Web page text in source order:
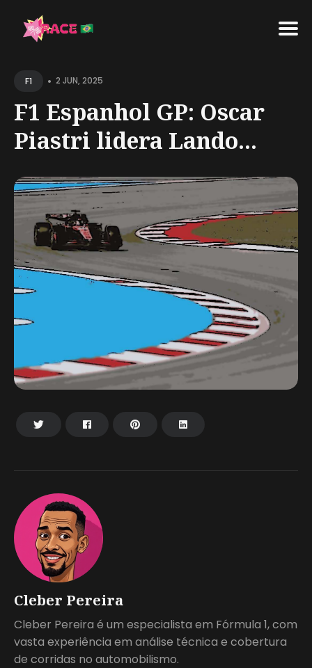
for
F1 • 2 JUN, 2025
F1 Espanhol GP: Oscar
Piastri lidera Lando...
Cleber Pereira
Cleber Pereira é um especialista em Fórmula 1, com
vasta experiência em análise técnica e cobertura
de corridas no automobilismo.